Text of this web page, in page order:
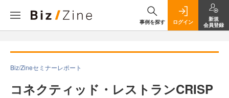
事例を探す ログイン
新規
会員登録
Biz/Zineセミナーレポート
コネクティッド・レストランCRISP